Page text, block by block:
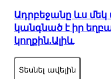
Ադրբեջանը ևս մեկ
կանգնած է իր
կողքին.Ալիև
Տեսնել ավելին